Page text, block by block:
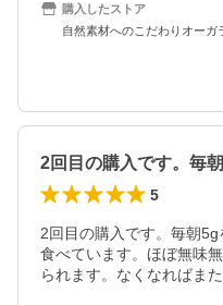
購入したストア
自然素材へのこだわりオーガ
2回目の購入です。毎
5
2回目の購入です。毎朝
食べています。ほぼ無味
られます。なくなればま